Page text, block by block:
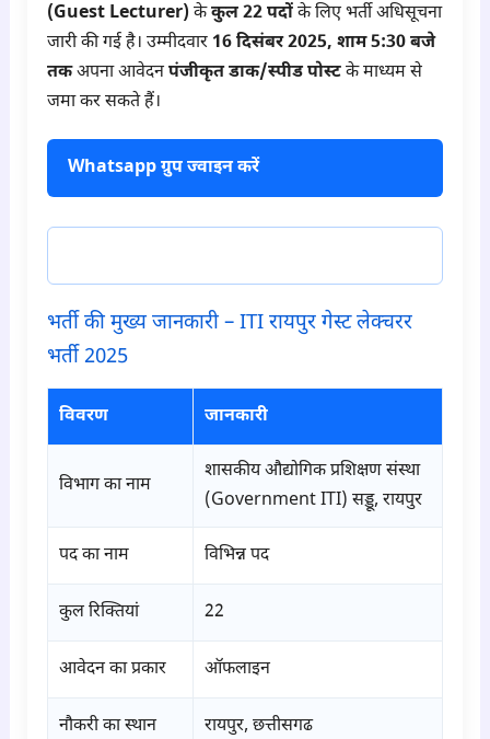
(Guest Lecturer) केकुल 22 पदोंके लिए भर्ती अधिसूचना
जारी की गई है। उम्मीदवार 16 दिसंबर 2025, शाम 5:30 बजे
तकअपना आवेदनपंजीकृत डाक/स्पीड पोस्टके माध्यम से
जमा कर सकते हैं।
Whatsapp ग्रुप ज्वाइन करें
भर्ती की मुख्य जानकारी – ITI रायपुर गेस्ट लेक्चरर
भर्ती 2025
विवरण जानकारी
विभाग का नाम
शासकीय औद्योगिक प्रशिक्षण संस्था
(Government ITI) सड्डू, रायपुर
पद का नाम विभिन्न पद
कुल रिक्तियां 22
आवेदन का प्रकार ऑफलाइन
नौकरी का स्थान रायपुर, छत्तीसगढ